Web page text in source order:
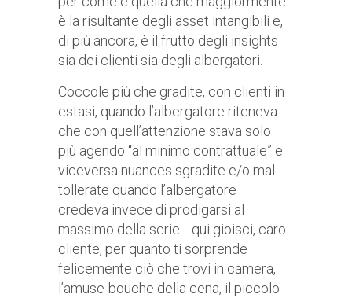
è la risultante degli asset intangibili e,
di più ancora, è il frutto degli insights
sia dei clienti sia degli albergatori.
Coccole più che gradite, con clienti in
estasi, quando l’albergatore riteneva
che con quell’attenzione stava solo
più agendo “al minimo contrattuale” e
viceversa nuances sgradite e/o mal
tollerate quando l’albergatore
credeva invece di prodigarsi al
massimo della serie… qui gioisci, caro
cliente, per quanto ti sorprende
felicemente ciò che trovi in camera,
l’amuse-bouche della cena, il piccolo